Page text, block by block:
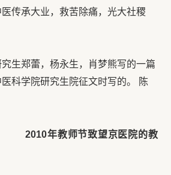
传承大业，救苦除痛，光大社稷
究生郑蕾，杨永生，肖梦熊写的一篇
科学院研究生院征文时写的。 陈
年教师节致望京医院的教